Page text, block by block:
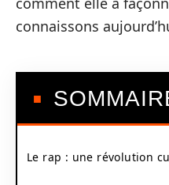
connaissons
Le rap : une révolution